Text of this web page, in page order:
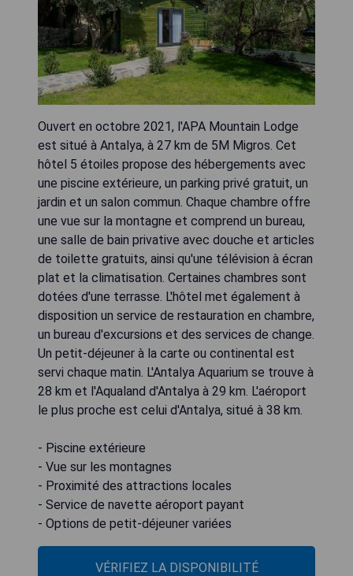
Ouvert en octobre 2021, l'APA Mountain Lodge
est situé à Antalya, à 27 km de 5M Migros. Cet
hôtel 5 étoiles propose des hébergements avec
une piscine extérieure, un parking privé gratuit, un
jardin et un salon commun. Chaque chambre offre
une vue sur la montagne et comprend un bureau,
une salle de bain privative avec douche et articles
de toilette gratuits, ainsi qu'une télévision à écran
plat et la climatisation. Certaines chambres sont
dotées d'une terrasse. L'hôtel met également à
disposition un service de restauration en chambre,
un bureau d'excursions et des services de change.
Un petit-déjeuner à la carte ou continental est
servi chaque matin. L'Antalya Aquarium se trouve à
28 km et l'Aqualand d'Antalya à 29 km. L'aéroport
le plus proche est celui d'Antalya, situé à 38 km.
- Piscine extérieure
- Vue sur les montagnes
- Proximité des attractions locales
- Service de navette aéroport payant
- Options de petit-déjeuner variées
VÉRIFIEZ LA DISPONIBILITÉ